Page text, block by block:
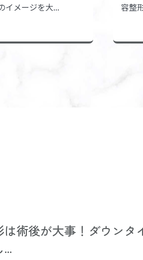
イメージを大...
容整
は術後が大事！ダウンタ